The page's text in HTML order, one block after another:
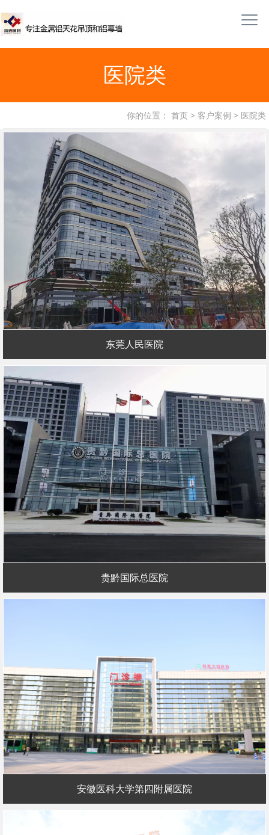
医院类
你的位置： 首页 > 客户案例 > 医院类
东莞人民医院
贵黔国际总医院
安徽医科大学第四附属医院